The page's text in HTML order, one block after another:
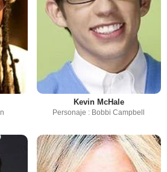
Kevin McHale
Personaje : Bobbi Campbell